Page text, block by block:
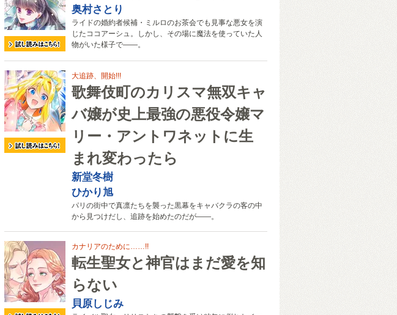
奥村さとり
ライドの婚約者候補・ミルロのお茶会でも見事な悪女を演
じたココアーシュ。しかし、その場に魔法を使っていた人
物がいた様子で――。
大追跡、開始!!!
歌舞伎町のカリスマ無双キャ
バ嬢が史上最強の悪役令嬢マ
リー・アントワネットに生
まれ変わったら
新堂冬樹
ひかり旭
パリの街中で真凛たちを襲った黒幕をキャバクラの客の中
から見つけだし、追跡を始めたのだが――。
カナリアのために……!!
転生聖女と神官はまだ愛を知
らない
貝原しじみ